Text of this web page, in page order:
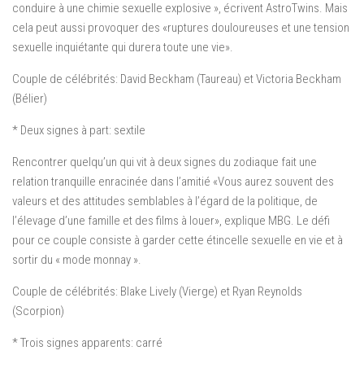
conduire à une chimie sexuelle explosive », écrivent AstroTwins. Mais
cela peut aussi provoquer des «ruptures douloureuses et une tension
sexuelle inquiétante qui durera toute une vie».
Couple de célébrités: David Beckham (Taureau) et Victoria Beckham
(Bélier)
* Deux signes à part: sextile
Rencontrer quelqu’un qui vit à deux signes du zodiaque fait une
relation tranquille enracinée dans l’amitié «Vous aurez souvent des
valeurs et des attitudes semblables à l’égard de la politique, de
l’élevage d’une famille et des films à louer», explique MBG. Le défi
pour ce couple consiste à garder cette étincelle sexuelle en vie et à
sortir du « mode monnay ».
Couple de célébrités: Blake Lively (Vierge) et Ryan Reynolds
(Scorpion)
* Trois signes apparents: carré